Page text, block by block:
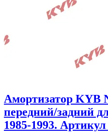
Амортизатор KYB
передний/задний
1985-1993.